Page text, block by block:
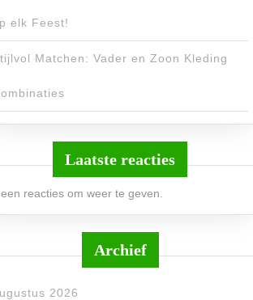
elk Feest!
Matchen: Vader en Zoon Kleding
Laatste reacties
reacties om weer te geven.
Archief
2026